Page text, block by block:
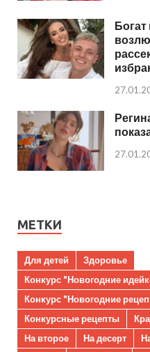
Богат
МЕТКИ
Для детей
Здоровье
Конкурс "Новогодние
Конкурс "Новогодние
Конкурсные рецепты
На второе
На десерт